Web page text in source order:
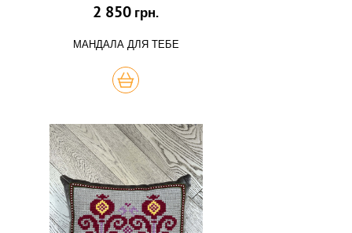
2 850 грн.
МАНДАЛА ДЛЯ ТЕБЕ
КУПИТЬ